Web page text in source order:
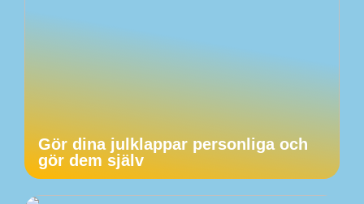
Gör dina julklappar personliga och
gör dem själv